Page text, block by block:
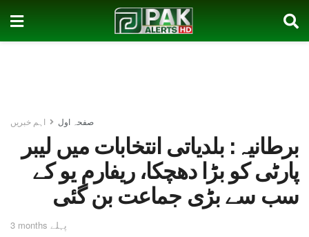
صفحہ اول اہم خبریں
برطانیہ: بلدیاتی انتخابات میں لیبر
پارٹی کو بڑا دھچکا، ریفارم یو کے
سب سے بڑی جماعت بن گئی
3 months پہلے